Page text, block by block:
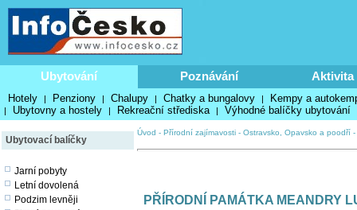
Ubytování Poznávání Aktivita
Hotely | Penziony | Chalupy | Chatky a bungalovy | Kempy a
| Ubytovny a hostely | Rekreační střediska | Výhodné balíčky ubytování
Ubytovací balíčky
Jarní pobyty
Letní dovolená
Podzim levněji
Úvod - Přírodní zajímavosti - Ostravsko, Opavsko a poodří -
PŘÍRODNÍ PAMÁTKA MEANDRY